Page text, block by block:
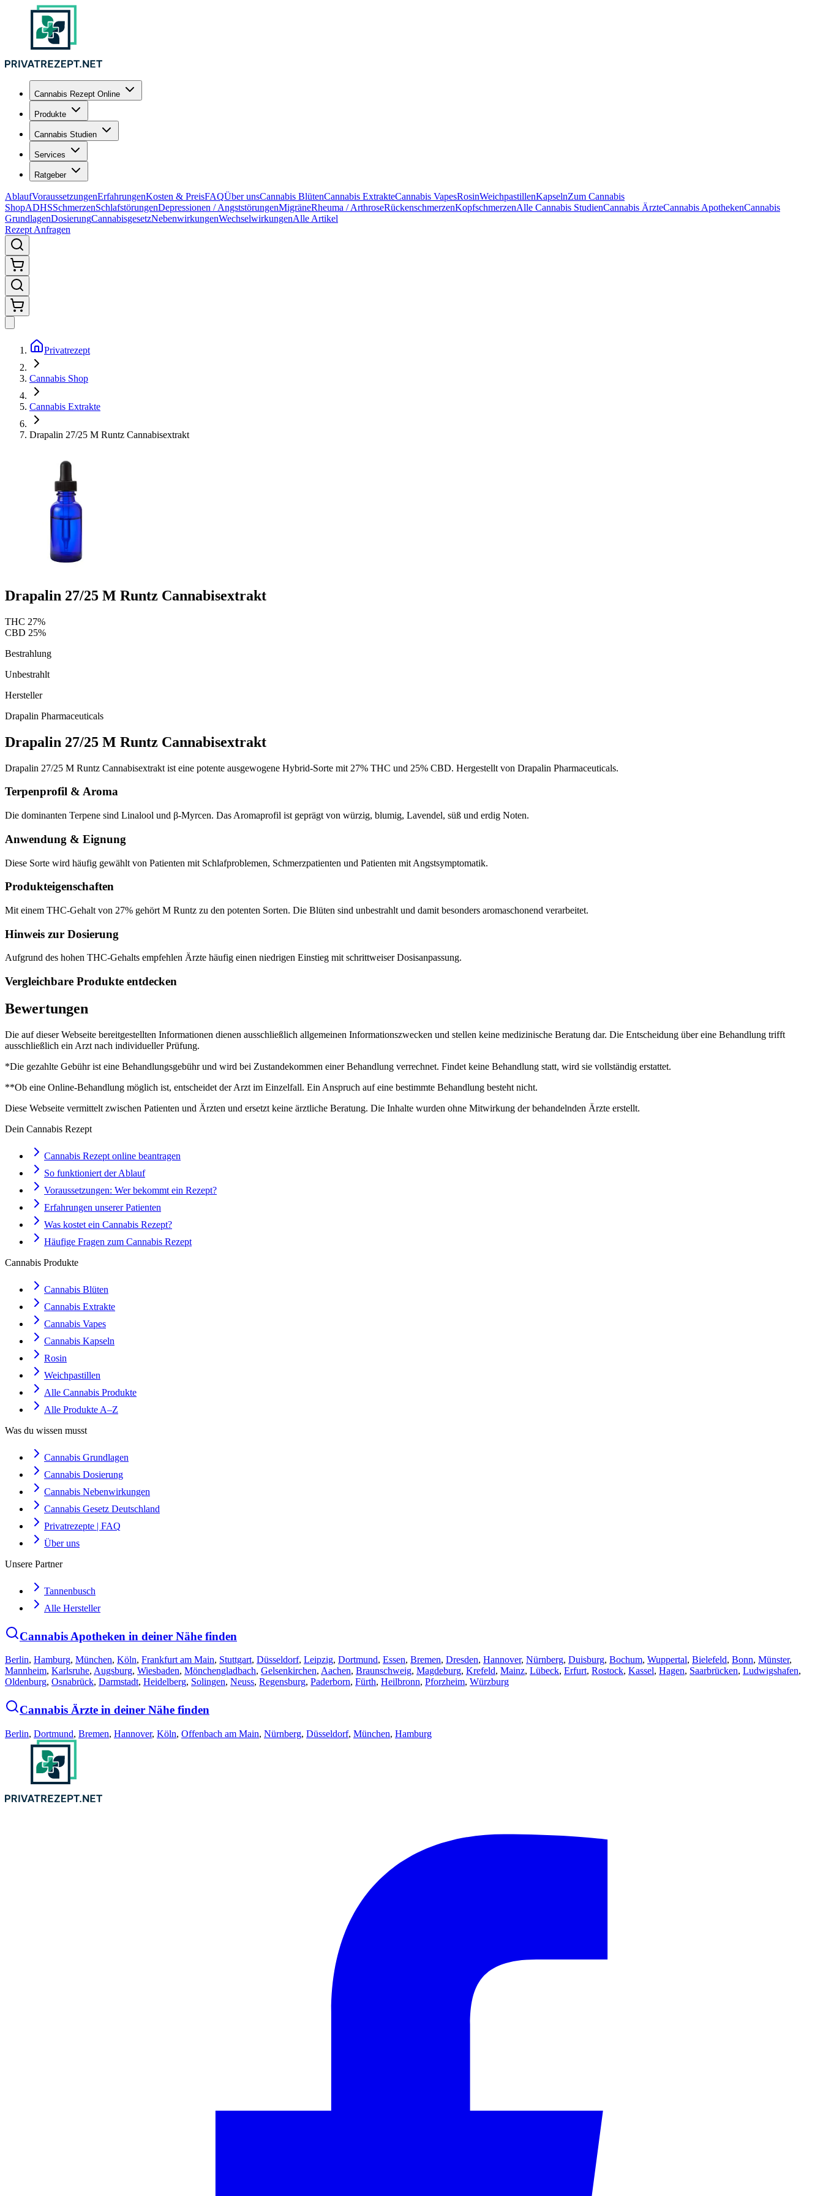
Cannabis Rezept Online
Produkte
Cannabis Studien
Services
Ratgeber
AblaufVoraussetzungenErfahrungenKosten & PreisFAQÜber unsCannabis BlütenCannabis ExtrakteCannabis VapesRosinWeichpastillenKapselnZum Cannabis
ShopADHSSchmerzenSchlafstörungenDepressionen / AngststörungenMigräneRheuma / ArthroseRückenschmerzenKopfschmerzenAlle Cannabis StudienCannabis ÄrzteCannabis ApothekenCannabis
GrundlagenDosierungCannabisgesetzNebenwirkungenWechselwirkungenAlle Artikel
Rezept Anfragen
Privatrezept
Cannabis Shop
Cannabis Extrakte
Drapalin 27/25 M Runtz Cannabisextrakt
Drapalin 27/25 M Runtz Cannabisextrakt
THC 27%
CBD 25%
Bestrahlung
Unbestrahlt
Hersteller
Drapalin Pharmaceuticals
Drapalin 27/25 M Runtz Cannabisextrakt
Drapalin 27/25 M Runtz Cannabisextrakt ist eine potente ausgewogene Hybrid-Sorte mit 27% THC und 25% CBD. Hergestellt von Drapalin Pharmaceuticals.
Terpenprofil & Aroma
Die dominanten Terpene sind Linalool und β-Myrcen. Das Aromaprofil ist geprägt von würzig, blumig, Lavendel, süß und erdig Noten.
Anwendung & Eignung
Diese Sorte wird häufig gewählt von Patienten mit Schlafproblemen, Schmerzpatienten und Patienten mit Angstsymptomatik.
Produkteigenschaften
Mit einem THC-Gehalt von 27% gehört M Runtz zu den potenten Sorten. Die Blüten sind unbestrahlt und damit besonders aromaschonend verarbeitet.
Hinweis zur Dosierung
Aufgrund des hohen THC-Gehalts empfehlen Ärzte häufig einen niedrigen Einstieg mit schrittweiser Dosisanpassung.
Vergleichbare Produkte entdecken
Bewertungen
Die auf dieser Webseite bereitgestellten Informationen dienen ausschließlich allgemeinen Informationszwecken und stellen keine medizinische Beratung dar. Die Entscheidung über eine Behandlung trifft
ausschließlich ein Arzt nach individueller Prüfung.
*Die gezahlte Gebühr ist eine Behandlungsgebühr und wird bei Zustandekommen einer Behandlung verrechnet. Findet keine Behandlung statt, wird sie vollständig erstattet.
**Ob eine Online-Behandlung möglich ist, entscheidet der Arzt im Einzelfall. Ein Anspruch auf eine bestimmte Behandlung besteht nicht.
Diese Webseite vermittelt zwischen Patienten und Ärzten und ersetzt keine ärztliche Beratung. Die Inhalte wurden ohne Mitwirkung der behandelnden Ärzte erstellt.
Dein Cannabis Rezept
Cannabis Rezept online beantragen
So funktioniert der Ablauf
Voraussetzungen: Wer bekommt ein Rezept?
Erfahrungen unserer Patienten
Was kostet ein Cannabis Rezept?
Häufige Fragen zum Cannabis Rezept
Cannabis Produkte
Cannabis Blüten
Cannabis Extrakte
Cannabis Vapes
Cannabis Kapseln
Rosin
Weichpastillen
Alle Cannabis Produkte
Alle Produkte A–Z
Was du wissen musst
Cannabis Grundlagen
Cannabis Dosierung
Cannabis Nebenwirkungen
Cannabis Gesetz Deutschland
Privatrezepte | FAQ
Über uns
Unsere Partner
Tannenbusch
Alle Hersteller
Cannabis Apotheken in deiner Nähe finden
Berlin, Hamburg, München, Köln, Frankfurt am Main, Stuttgart, Düsseldorf, Leipzig, Dortmund, Essen, Bremen, Dresden, Hannover, Nürnberg, Duisburg, Bochum, Wuppertal, Bielefeld, Bonn, Münster,
Mannheim, Karlsruhe, Augsburg, Wiesbaden, Mönchengladbach, Gelsenkirchen, Aachen, Braunschweig, Magdeburg, Krefeld, Mainz, Lübeck, Erfurt, Rostock, Kassel, Hagen, Saarbrücken, Ludwigshafen,
Oldenburg, Osnabrück, Darmstadt, Heidelberg, Solingen, Neuss, Regensburg, Paderborn, Fürth, Heilbronn, Pforzheim, Würzburg
Cannabis Ärzte in deiner Nähe finden
Berlin, Dortmund, Bremen, Hannover, Köln, Offenbach am Main, Nürnberg, Düsseldorf, München, Hamburg